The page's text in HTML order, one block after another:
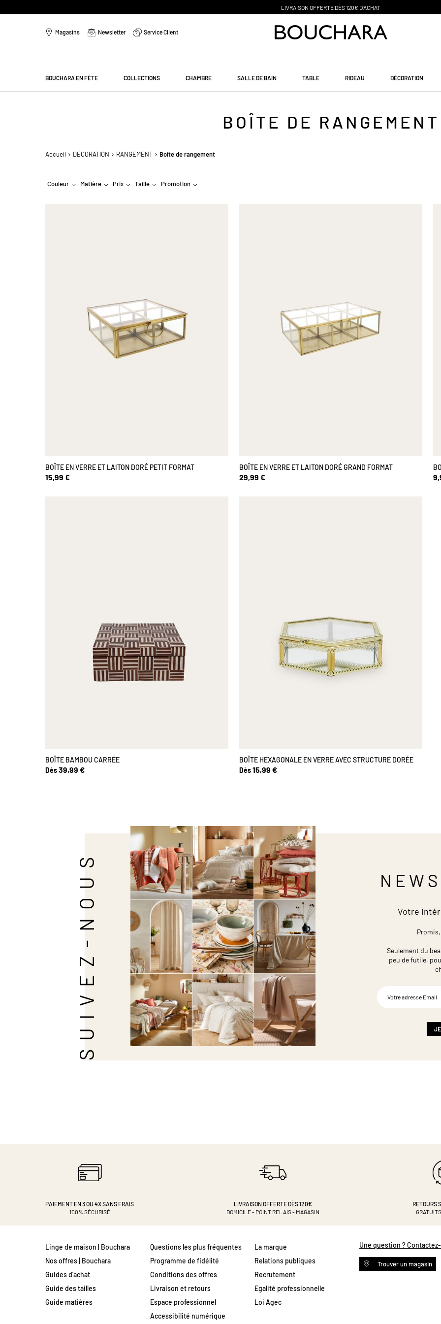
PAIEMENT EN 3 SANS FRAIS
Magasins Newsletter Service Client
BOUCHARA EN FÊTE COLLECTIONS CHAMBRE SALLE DE BAIN TABLE RIDEAU DÉCORATION
BOÎTE DE RANGEMENT
Accueil DÉCORATION RANGEMENT Boîte de rangement
Couleur Matière Prix Taille Promotion
BOÎTE EN VERRE ET LAITON DORÉ PETIT FORMAT
15,99 €
BOÎTE EN VERRE ET LAITON DORÉ GRAND FORMAT
29,99 €
BOÎTE BAMBOU CARRÉE
Dès39,99 €
BOÎTE HEXAGONALE EN VERRE AVEC STRUCTURE DORÉE
Dès15,99 €
SUIVEZ-NOUS Votre
Seulement du
peu de futile,
PAIEMENT EN 3 OU 4XSANS FRAIS
100% SÉCURISÉ
LIVRAISON OFFERTE DÈS 120€
DOMICILE - POINT RELAIS - MAGASIN
RETOURS
Une question ?
Trouver un magasin
Linge de maison | Bouchara
Nos offres | Bouchara
Guides d'achat
Guide des tailles
Guide matières
Questions les plus fréquentes
Programme de fidélité
Conditions des offres
Livraison et retours
Espace professionnel
Accessibilité numérique
La marque
Relations publiques
Recrutement
Egalité professionnelle
Loi Agec